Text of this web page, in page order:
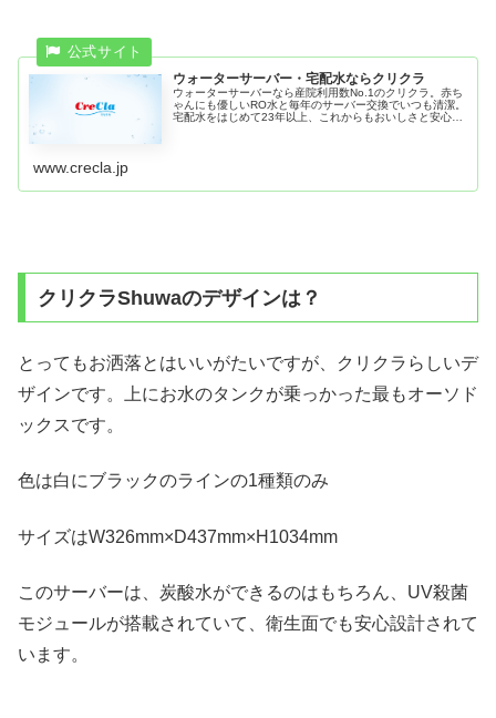
ウォーターサーバー・宅配水ならクリクラ
ウォーターサーバーなら産院利用数No.1のクリクラ。赤ち
ゃんにも優しいRO水と毎年のサーバー交換でいつも清潔。
宅配水をはじめて23年以上、これからもおいしさと安心が
www.crecla.jp
クリクラShuwaのデザインは？
とってもお洒落とはいいがたいですが、クリクラらしいデ
ザインです。上にお水のタンクが乗っかった最もオーソド
ックスです。
色は白にブラックのラインの1種類のみ
サイズはW326mm×D437mm×H1034mm
このサーバーは、炭酸水ができるのはもちろん、UV殺菌
モジュールが搭載されていて、衛生面でも安心設計されて
います。